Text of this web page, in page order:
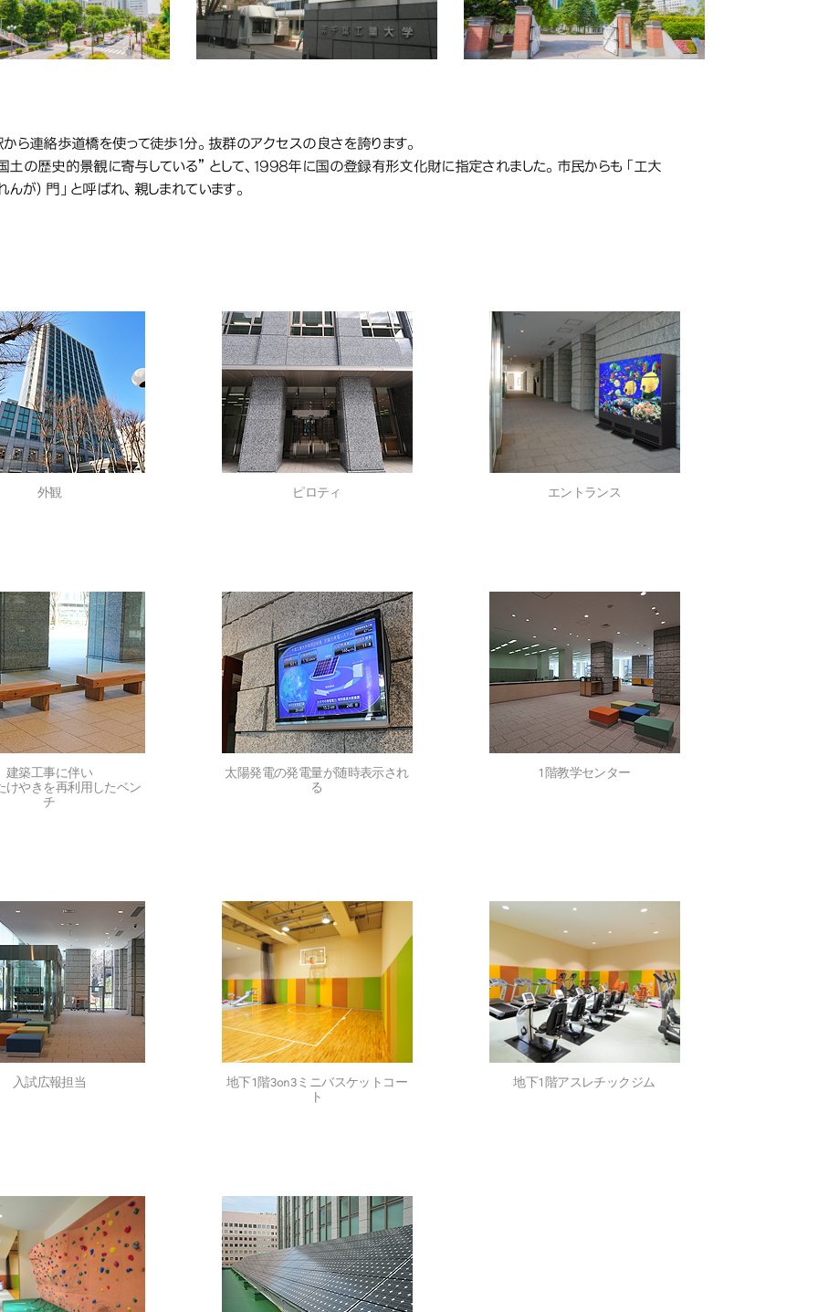
ら連絡歩道橋を使って徒歩1分。抜群のアクセスの良さを誇ります。
の歴史的景観に寄与している”として、1998年に国の登録有形文化財に指定されました。市民からも「工大
んが）門」と呼ばれ、親しまれています。
外観 ピロティ エントランス
建築工事に伴い
けやきを再利用したベン
チ
太陽発電の発電量が随時表示され
る
1階教学センター
入試広報担当
地下1階3on3ミニバスケットコー
ト
地下1階アスレチックジム